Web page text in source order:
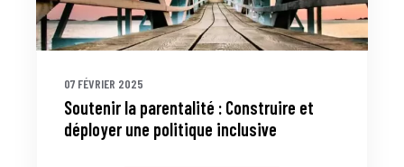
07 FÉVRIER 2025
Soutenir la parentalité : Construire et
déployer une politique inclusive